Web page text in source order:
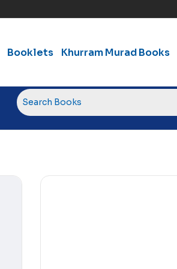
Booklets Khurram Murad Books